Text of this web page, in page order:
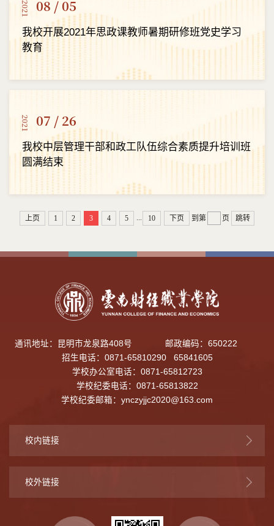
2021 08 / 05
我校开展2021年思政课教师暑期研修班党史学习
教育
2021 07 / 26
我校中层管理干部和政工队伍综合素质提升培训班
圆满结束
上页 1 2 3 4 5 10 下页 到第 页 跳转
通讯地址：昆明市龙泉路408号
邮政编码：650222
招生电话：0871-65810290 65841605
学校办公室电话：0871-65812723
学校纪委电话：0871-65813822
学校纪委邮箱： ynczyjjc2020@163.com
校内链接
校外链接